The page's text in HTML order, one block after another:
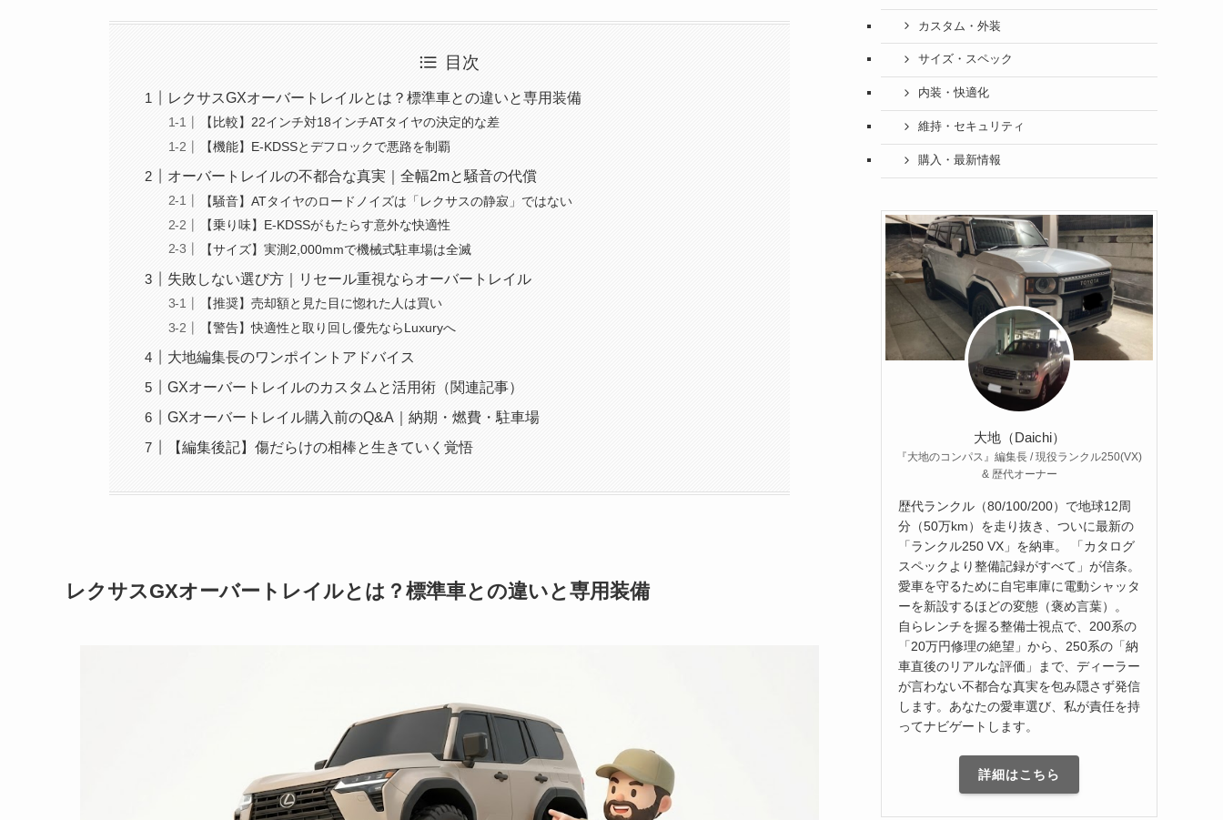
目次
レクサスGXオーバートレイルとは？標準車との違いと専用装備
【比較】22インチ対18インチATタイヤの決定的な差
【機能】E-KDSSとデフロックで悪路を制覇
オーバートレイルの不都合な真実｜全幅2mと騒音の代償
【騒音】ATタイヤのロードノイズは「レクサスの静寂」ではない
【乗り味】E-KDSSがもたらす意外な快適性
【サイズ】実測2,000mmで機械式駐車場は全滅
失敗しない選び方｜リセール重視ならオーバートレイル
【推奨】売却額と見た目に惚れた人は買い
【警告】快適性と取り回し優先ならLuxuryへ
大地編集長のワンポイントアドバイス
GXオーバートレイルのカスタムと活用術（関連記事）
GXオーバートレイル購入前のQ&A｜納期・燃費・駐車場
【編集後記】傷だらけの相棒と生きていく覚悟
レクサスGXオーバートレイルとは？標準車との違いと専用装備
カスタム・外装
サイズ・スペック
内装・快適化
維持・セキュリティ
購入・最新情報
大地（Daichi）
『大地のコンパス』編集長 / 現役ランクル250(VX)
& 歴代オーナー
歴代ランクル（80/100/200）で地球12周
分（50万km）を走り抜き、ついに最新の
「ランクル250 VX」を納車。 「カタログ
スペックより整備記録がすべて」が信条。
愛車を守るために自宅車庫に電動シャッタ
ーを新設するほどの変態（褒め言葉）。
自らレンチを握る整備士視点で、200系の
「20万円修理の絶望」から、250系の「納
車直後のリアルな評価」まで、ディーラー
が言わない不都合な真実を包み隠さず発信
します。あなたの愛車選び、私が責任を持
ってナビゲートします。
詳細はこちら